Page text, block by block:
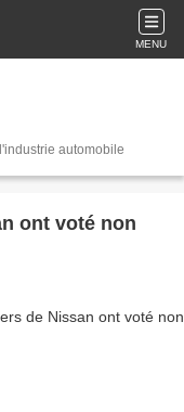
MENU
automobile
ont voté non